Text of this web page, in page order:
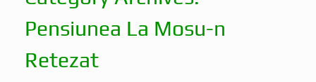
Pensiunea La Mosu-n
Retezat